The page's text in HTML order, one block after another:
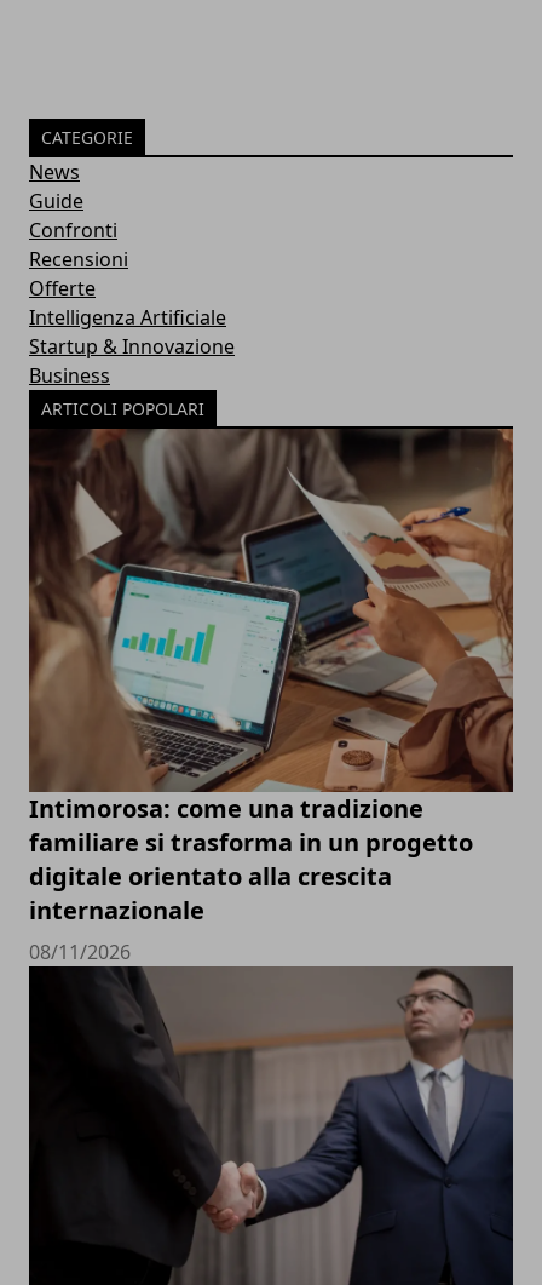
CATEGORIE
News
Guide
Confronti
Recensioni
Offerte
Intelligenza Artificiale
Startup & Innovazione
Business
ARTICOLI POPOLARI
Intimorosa: come una tradizione
familiare si trasforma in un progetto
digitale orientato alla crescita
internazionale
08/11/2026